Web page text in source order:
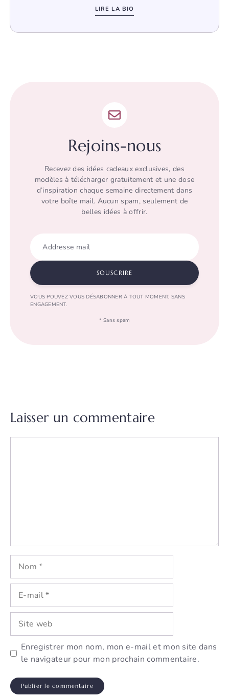
LIRE LA BIO
Rejoins-nous
Recevez des idées cadeaux exclusives, des
modèles à télécharger gratuitement et une dose
d’inspiration chaque semaine directement dans
votre boîte mail. Aucun spam, seulement de
belles idées à offrir.
Addresse mail
SOUSCRIRE
VOUS POUVEZ VOUS DÉSABONNER À TOUT MOMENT, SANS
ENGAGEMENT.
* Sans spam
Laisser un commentaire
Nom
mail
Site
web
Enregistrer mon nom, mon e-mail et mon site dans
le navigateur pour mon prochain commentaire.